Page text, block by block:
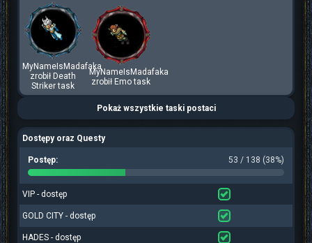
MyNameIsMadafaka
zrobił Death
Striker task
MyNameIsMadafaka
zrobił Emo task
Pokaż wszystkie taski postaci
Dostępy oraz Questy
Postęp: 53 / 138 (38%)
VIP - dostęp
GOLD CITY - dostęp
HADES - dostęp